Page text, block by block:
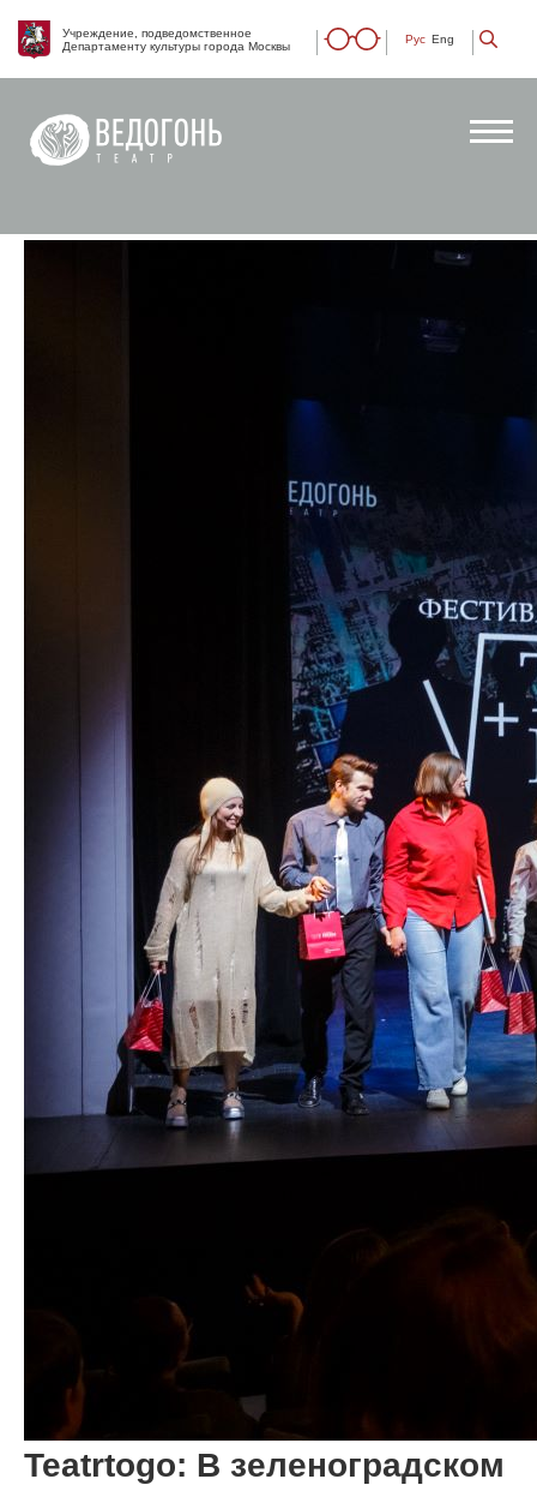
Учреждение, подведомственное
Департаменту культуры города Москвы
Рус Eng
Teatrtogo: В зеленоградском